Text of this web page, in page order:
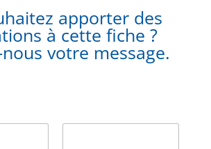
apporter des
à cette fiche ?
votre message.